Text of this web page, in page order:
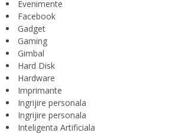
Evenimente
Facebook
Gadget
Gaming
Gimbal
Hard Disk
Hardware
Imprimante
Ingrijire personala
Ingrijire personala
Inteligenta Artificiala